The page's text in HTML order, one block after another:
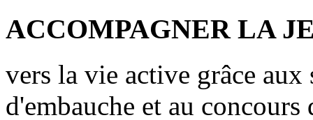
ACCOMPAGNER LA
vers la vie active grâce
d'embauche et au